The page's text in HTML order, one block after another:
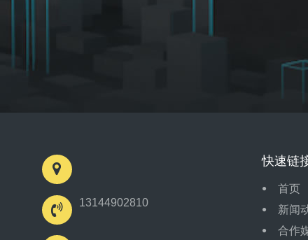
13144902810
快速链
首页
新闻
合作